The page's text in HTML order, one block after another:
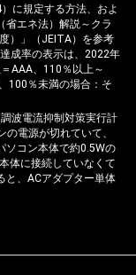
に規定する方法、およ
省エネ法）解説～クラ
）」（JEITA）を参考
成率の表示は、2022年
AAA、110％以上～
100％未満の場合：そ
波電流抑制対策実行計
電源が切れていて、
ソコン本体で約0.5Wの
体に接続していなくて
と、ACアダプター単体